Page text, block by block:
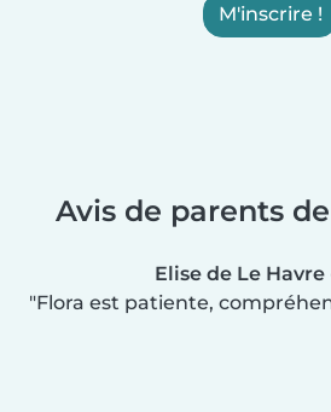
M'inscrire !
Avis de parents
Elise de Le Havre
Flora est patiente,